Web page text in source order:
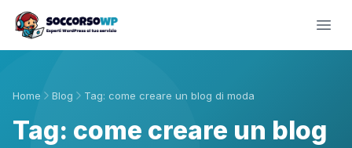
Home Blog Tag: come creare un blog di moda
Tag: come creare un blog